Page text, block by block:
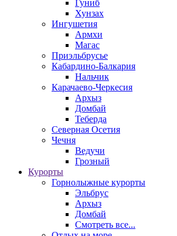
Гуниб
Хунзах
Ингушетия
Армхи
Магас
Приэльбрусье
Кабардино-Балкария
Нальчик
Карачаево-Черкесия
Архыз
Домбай
Теберда
Северная Осетия
Чечня
Ведучи
Грозный
Курорты
Горнолыжные курорты
Эльбрус
Архыз
Домбай
Смотреть все...